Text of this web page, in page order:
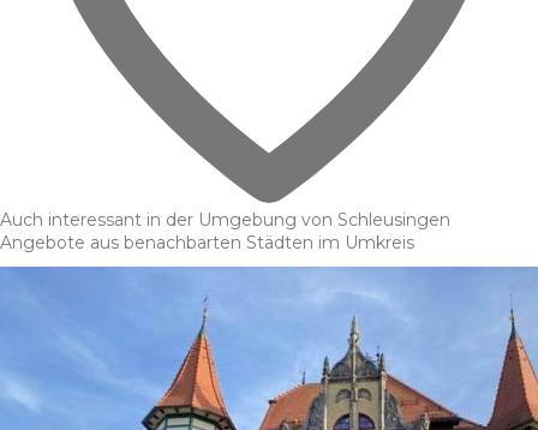
Auch interessant in der Umgebung von Schleusingen
Angebote aus benachbarten Städten im Umkreis